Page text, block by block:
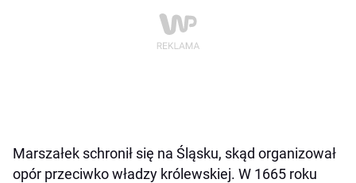
Marszałek schronił się na Śląsku, skąd organizował
opór przeciwko władzy królewskiej. W 1665 roku